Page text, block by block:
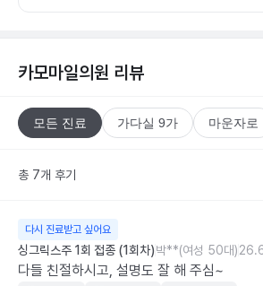
카모마일의원 리뷰
모든 진료 가다실 9가 마운자로
총 7개 후기
다시 진료받고 싶어요
싱그릭스주 1회 접종 (1회차)박**(여성 50대)
다들 친절하시고, 설명도 잘 해 주심~